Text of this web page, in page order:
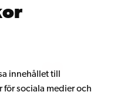
innehållet till
sociala medier och
alumnnätverk